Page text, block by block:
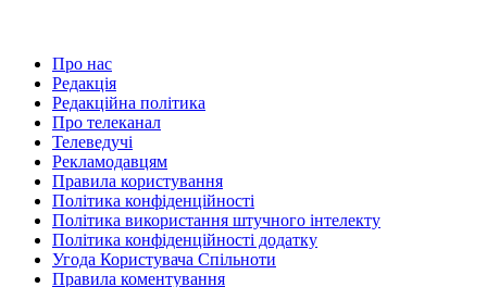
Про нас
Редакція
Редакційна політика
Про телеканал
Телеведучі
Рекламодавцям
Правила користування
Політика конфіденційності
Політика використання штучного інтелекту
Політика конфіденційності додатку
Угода Користувача Спільноти
Правила коментування